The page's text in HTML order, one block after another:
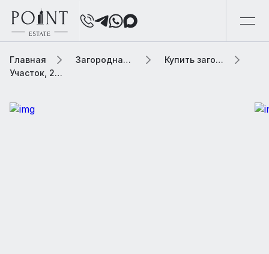
Главная Загородная элитная недвижимость
Купить загородную элитную недвижимость
Участок, 23.38 сот. В коттеджном поселке «Петрово-Дальнее»